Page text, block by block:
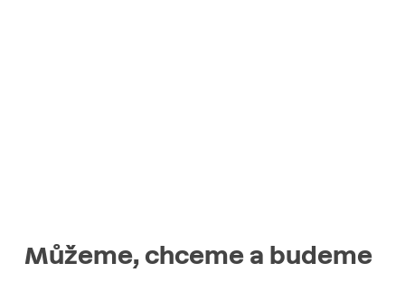
Můžeme, chceme a budeme